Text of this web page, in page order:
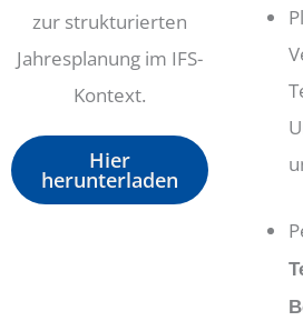
Hier
herunterladen